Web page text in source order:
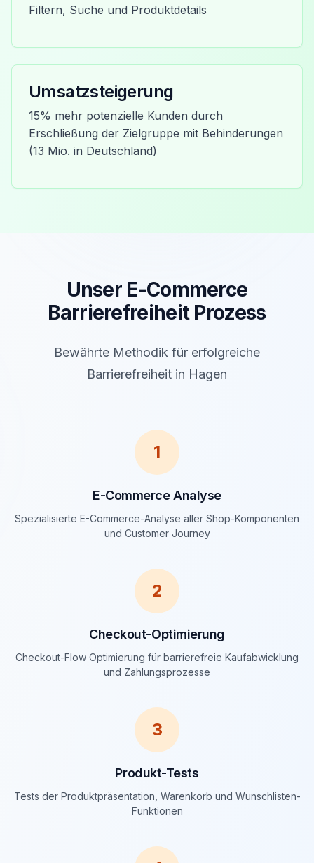
Filtern, Suche und Produktdetails
Umsatzsteigerung
15% mehr potenzielle Kunden durch
Erschließung der Zielgruppe mit Behinderungen
(13 Mio. in Deutschland)
Unser E-Commerce
Barrierefreiheit Prozess
Bewährte Methodik für erfolgreiche
Barrierefreiheit in Hagen
1
E-Commerce Analyse
Spezialisierte E-Commerce-Analyse aller Shop-Komponenten
und Customer Journey
2
Checkout-Optimierung
Checkout-Flow Optimierung für barrierefreie Kaufabwicklung
und Zahlungsprozesse
3
Produkt-Tests
Tests der Produktpräsentation, Warenkorb und Wunschlisten-
Funktionen